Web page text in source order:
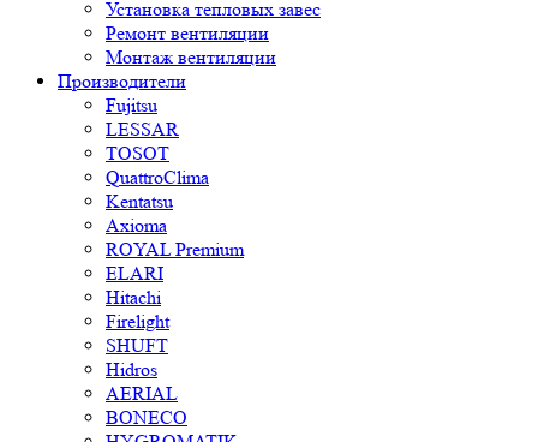
Установка тепловых завес
Ремонт вентиляции
Монтаж вентиляции
Производители
Fujitsu
LESSAR
TOSOT
QuattroClima
Kentatsu
Axioma
ROYAL Premium
ELARI
Hitachi
Firelight
SHUFT
Hidros
AERIAL
BONECO